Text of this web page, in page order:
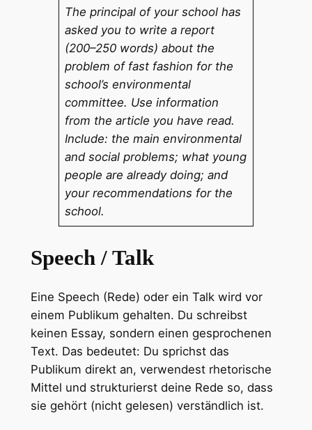
The principal of your school has
asked you to write a report
(200–250 words) about the
problem of fast fashion for the
school’s environmental
committee. Use information
from the article you have read.
Include: the main environmental
and social problems; what young
people are already doing; and
your recommendations for the
school.
Speech / Talk
Eine Speech (Rede) oder ein Talk wird vor
einem Publikum gehalten. Du schreibst
keinen Essay, sondern einen gesprochenen
Text. Das bedeutet: Du sprichst das
Publikum direkt an, verwendest rhetorische
Mittel und strukturierst deine Rede so, dass
sie gehört (nicht gelesen) verständlich ist.